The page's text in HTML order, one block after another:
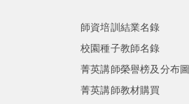
師資培訓結業名錄
校園種子教師名錄
菁英講師榮譽榜及分布圖
菁英講師教材購買